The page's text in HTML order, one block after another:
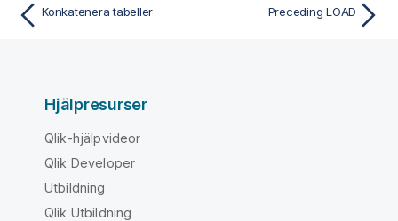
Konkatenera tabeller Preceding LOAD
Hjälpresurser
Qlik-hjälpvideor
Qlik Developer
Utbildning
Qlik Utbildning